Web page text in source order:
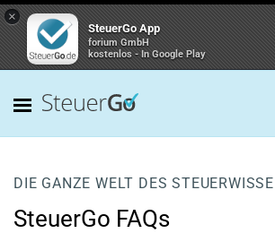
×
SteuerGo App
forium GmbH
kostenlos - In Google Play
DIE GANZE WELT DES
SteuerGo FAQs